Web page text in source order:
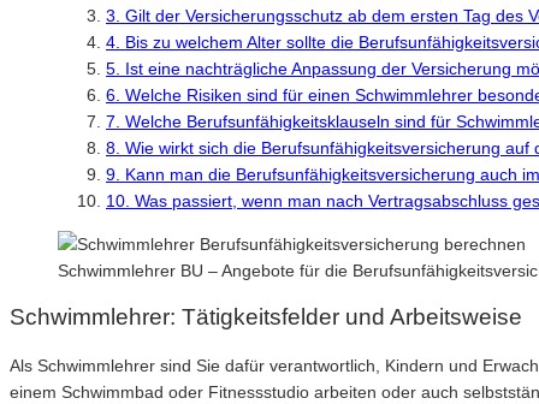
3. Gilt der Versicherungsschutz ab dem ersten Tag des
4. Bis zu welchem Alter sollte die
5. Ist eine nachträgliche Anpassung der Versicherung
6. Welche Risiken sind für einen Schwimmlehrer
7. Welche Berufsunfähigkeitsklauseln sind für
8. Wie wirkt sich die Berufsunfähigkeitsversicherung auf
9. Kann man die Berufsunfähigkeitsversicherung auch
10. Was passiert, wenn man nach Vertragsabschluss
Schwimmlehrer BU – Angebote für die
Schwimmlehrer: Tätigkeitsfelder und Arbeitsweise
Als Schwimmlehrer sind Sie dafür verantwortlich, Kindern und
einem Schwimmbad oder Fitnessstudio arbeiten oder auch